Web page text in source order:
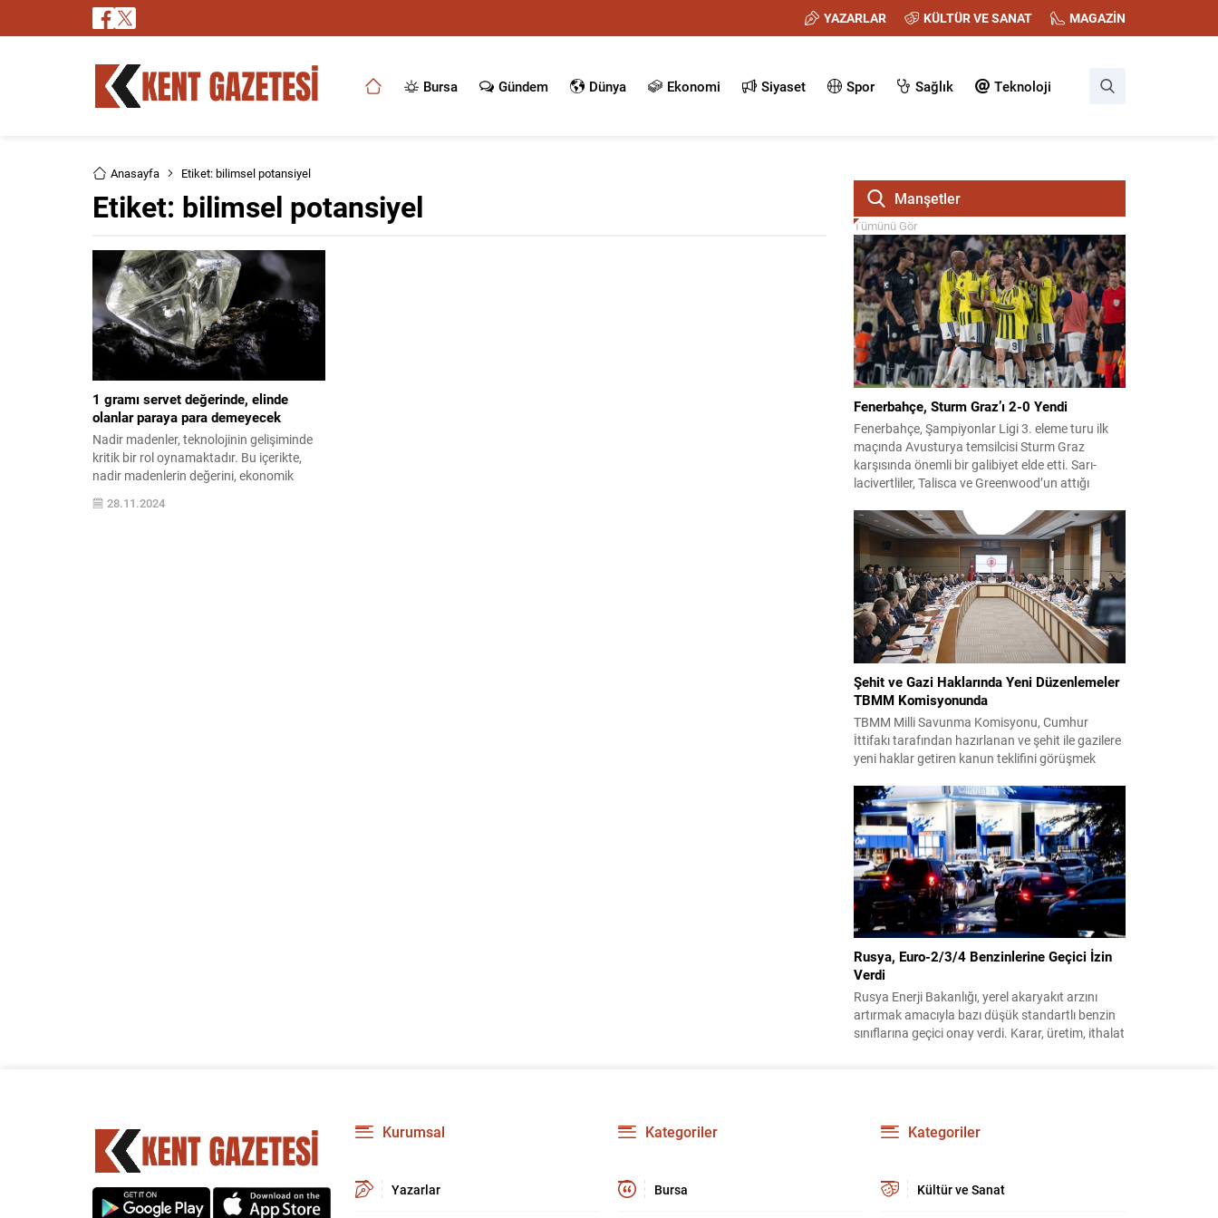
YAZARLAR KÜLTÜR VE SANAT MAGAZİN
Bursa Gündem Dünya Ekonomi Siyaset Spor Sağlık Teknoloji
Anasayfa Etiket: bilimsel potansiyel
Etiket: bilimsel potansiyel
1 gramı servet değerinde, elinde
olanlar paraya para demeyecek
Nadir madenler, teknolojinin gelişiminde
kritik bir rol oynamaktadır. Bu içerikte,
nadir madenlerin değerini, ekonomik
önemini ve sürdürülebilirlik açısından
gelecekteki potansiyelini keşfedin.
28.11.2024
Manşetler
Tümünü Gör
Fenerbahçe, Sturm Graz’ı 2-0 Yendi
Fenerbahçe, Şampiyonlar Ligi 3. eleme turu ilk
maçında Avusturya temsilcisi Sturm Graz
karşısında önemli bir galibiyet elde etti. Sarı-
lacivertliler, Talisca ve Greenwood’un attığı
öncesi avantaj sağladı. Karşılaşma sonrası
takım yönetimi mücadeleyi değerlendirdi ve
gelecek planlarına dair bilgi verdi. Futboldan
sorumlu yönetici Cihan Kamer,...
Şehit ve Gazi Haklarında Yeni Düzenlemeler
TBMM Komisyonunda
TBMM Milli Savunma Komisyonu, Cumhur
İttifakı tarafından hazırlanan ve şehit ile gazilere
yeni haklar getiren kanun teklifini görüşmek
komisyonda kabul edildi ve bir dizi düzenleme
benimsendi. Teklif kapsamında, vazife
malullerinden hayatını kaybedenlerin anne ve
babalarına bağlanacak aylık tutarının, net asgari
ücretin altında olmayacağı hükme bağlanıyor....
Rusya, Euro-2/3/4 Benzinlerine Geçici İzin
Verdi
Rusya Enerji Bakanlığı, yerel akaryakıt arzını
artırmak amacıyla bazı düşük standartlı benzin
sınıflarına geçici onay verdi. Karar, üretim, ithalat
kararın geçici olduğu ve uzun vadeli çevre
hedeflerinden sapma amaçlanmadığı...
Kurumsal
Yazarlar
Kategoriler
Bursa
Kategoriler
Kültür ve Sanat